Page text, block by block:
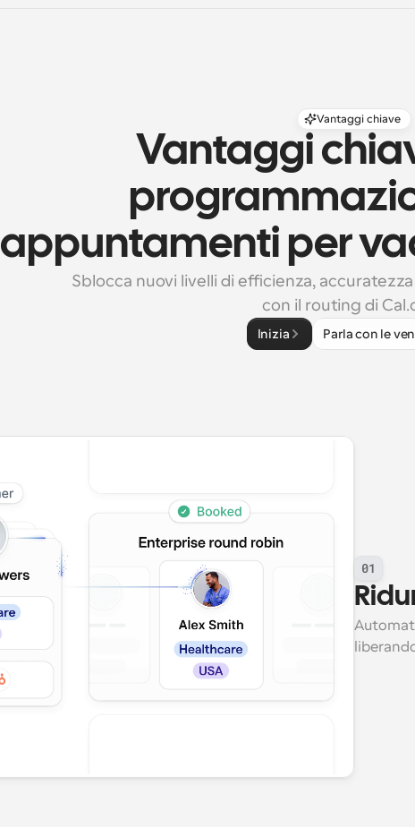
Vantaggi chiave
Vantaggi
appuntamenti per
Sblocca nuovi livelli di efficienza,
con il routing di
Inizia Parla con le
01